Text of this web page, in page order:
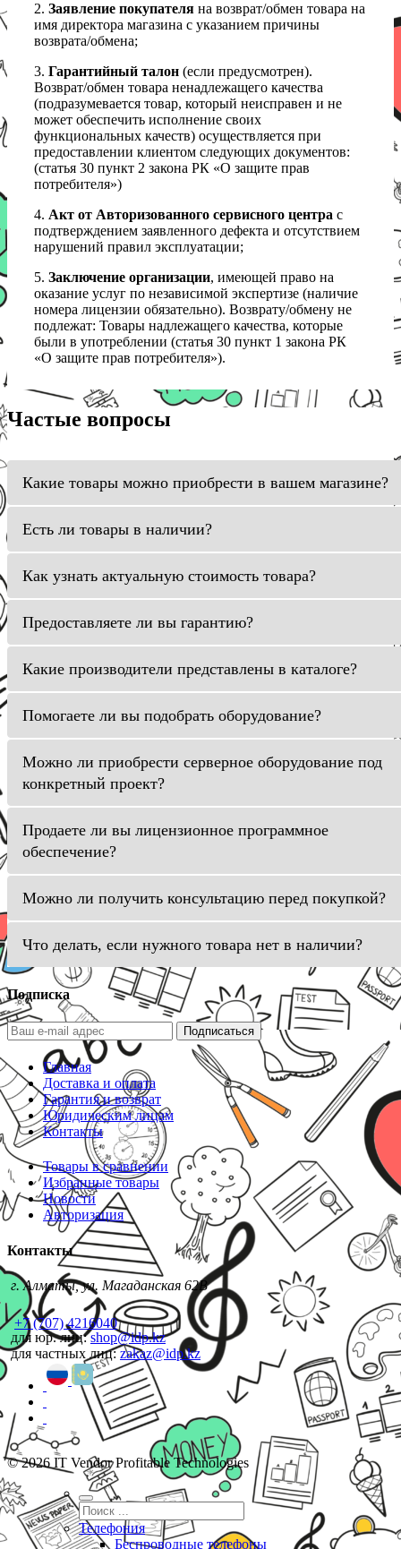
2. Заявление покупателя на возврат/обмен товара на
имя директора магазина с указанием причины
возврата/обмена;
3. Гарантийный талон (если предусмотрен).
Возврат/обмен товара ненадлежащего качества
(подразумевается товар, который неисправен и не
может обеспечить исполнение своих
функциональных качеств) осуществляется при
предоставлении клиентом следующих документов:
(статья 30 пункт 2 закона РК «О защите прав
потребителя»)
4. Акт от Авторизованного сервисного центра с
подтверждением заявленного дефекта и отсутствием
нарушений правил эксплуатации;
5. Заключение организации, имеющей право на
оказание услуг по независимой экспертизе (наличие
номера лицензии обязательно). Возврату/обмену не
подлежат: Товары надлежащего качества, которые
были в употреблении (статья 30 пункт 1 закона РК
«О защите прав потребителя»).
Частые вопросы
Какие товары можно приобрести в вашем магазине?
Есть ли товары в наличии?
Как узнать актуальную стоимость товара?
Предоставляете ли вы гарантию?
Какие производители представлены в каталоге?
Помогаете ли вы подобрать оборудование?
Можно ли приобрести серверное оборудование под
конкретный проект?
Продаете ли вы лицензионное программное
обеспечение?
Можно ли получить консультацию перед покупкой?
Что делать, если нужного товара нет в наличии?
Подписка
Подписаться
Главная
Доставка и оплата
Гарантия и возврат
Юридическим лицам
Контакты
Товары в сравнении
Избранные товары
Новости
Авторизация
Контакты
г. Алматы, ул. Магаданская 62В
+7 (707) 4216040
для юр. лиц:shop@idp.kz
для частных лиц:zakaz@idp.kz
© 2026 IT Vendor Profitable Technologies
Телефония
Беспроводные телефоны